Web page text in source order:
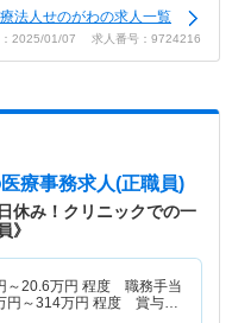
法人せのがわの求人一覧
：2025/01/07 求人番号：9724216
療事務求人(正職員)
休み！クリニックでの一
》
～20.6万円 程度 職務手当
円～314万円 程度 賞与